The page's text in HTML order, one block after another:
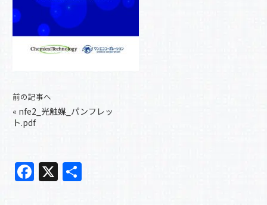
前の記事へ
« nfe2_光触媒_パンフレッ
ト.pdf
F
a
X